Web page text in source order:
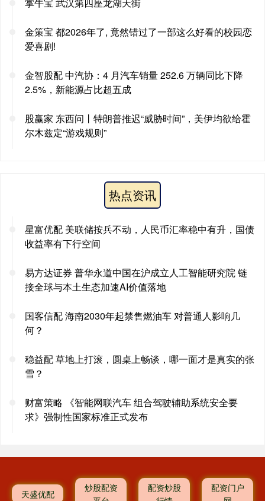
金策宝 都2026年了, 竟然错过了一部这么好看的校园恋
爱喜剧!
金智股配 中汽协：4 月汽车销量 252.6 万辆同比下降
2.5%，新能源占比超五成
股赢家 东西问丨特朗普推迟“威胁时间”，美伊均欲给霍
尔木兹定“游戏规则”
热点资讯
星富优配 美联储按兵不动，人民币汇率稳中有升，国债
收益率有下行空间
易方达证券 普华永道中国在沪成立人工智能研究院 链
接全球与本土生态加速AI价值落地
国客信配 海南2030年起禁售燃油车 对普通人影响几
何？
稳益配 草地上打滚，圆桌上畅谈，哪一面才是真实的张
雪？
财富策略 《智能网联汽车 组合驾驶辅助系统安全要
求》强制性国家标准正式发布
天盛优配
炒股配资
配资炒股
配资门户